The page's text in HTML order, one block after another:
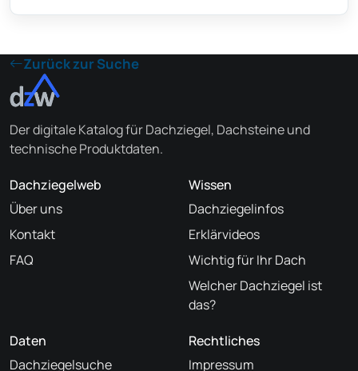
Zurück zur Suche
Der digitale Katalog für Dachziegel, Dachsteine und
technische Produktdaten.
Dachziegelweb
Über uns
Kontakt
FAQ
Wissen
Dachziegelinfos
Erklärvideos
Wichtig für Ihr Dach
Welcher Dachziegel ist
das?
Daten
Dachziegelsuche
Rechtliches
Impressum